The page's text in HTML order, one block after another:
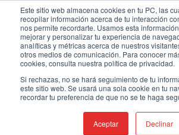
Este sitio web almacena cookies en tu PC, las
recopilar información acerca de tu interacción
nos permite recordarte. Usamos esta
mejorar y personalizar tu experiencia de
analíticas y métricas acerca de nuestros
otros medios de comunicación. Para conocer
cookies, consulta nuestra política de privacidad.
Si rechazas, no se hará seguimiento de tu
este sitio web. Se usará una sola cookie en tu
recordar tu preferencia de que no se te haga
Aceptar Declinar
Saltar
contenido
Bienvenido a nuestro nuevo
INICIO /
PRESATURADAS
ESTÉRIL